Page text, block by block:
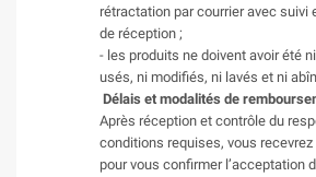
rétractation par courrier avec suivi
de réception ;
- les produits ne doivent avoir été
usés, ni modifiés, ni lavés et ni
Délais et modalités de
Après réception et contrôle du
conditions requises, vous recevrez
pour vous confirmer l’acceptation